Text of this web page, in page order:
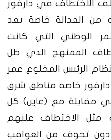
الاختطاف في دارفور
من العدالة خاصة بعد
الوطني التي كانت
الممنهج الذي ظل
الرئيس المخلوع عمر
خاصة مناطق شرق
مقابلة مع (عاين) كل
مثل الاختطاف عليهم
دون تخوف من العواقب